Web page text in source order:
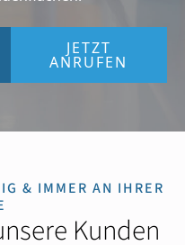
JETZT
ANRUFEN
& IMMER AN IHRER
Kunden